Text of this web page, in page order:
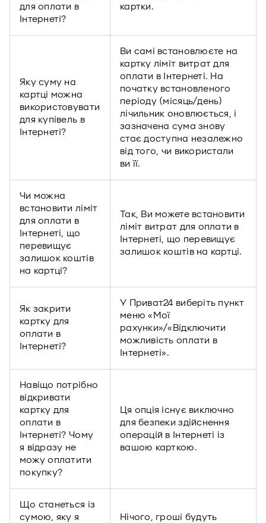
для оплати в
Інтернеті?
картки.
Яку суму на
картці можна
використовувати
для купівель в
Інтернеті?
Ви самі встановлюєте на
картку ліміт витрат для
оплати в Інтернеті. На
початку встановленого
періоду (місяць/день)
лічильник оновлюється, і
зазначена сума знову
стає доступна незалежно
від того, чи використали
ви її.
Чи можна
встановити ліміт
для оплати в
Інтернеті, що
перевищує
залишок коштів
на картці?
Так, Ви можете встановити
ліміт витрат для оплати в
Інтернеті, що перевищує
залишок коштів на картці.
Як закрити
картку для
оплати в
Інтернеті?
У Приват24 виберіть пункт
меню «Мої
рахунки»/«Відключити
можливість оплати в
Інтернеті».
Навіщо потрібно
відкривати
картку для
оплати в
Інтернеті? Чому
я відразу не
можу оплатити
покупку?
Ця опція існує виключно
для безпеки здійснення
операцій в Інтернеті із
вашою карткою.
Що станеться із
сумою, яку я
Нічого, гроші будуть